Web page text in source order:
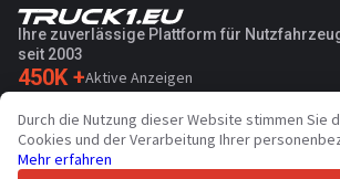
Ihre zuverlässige Plattform für
seit 2003
450K +Aktive Anzeigen
36Unterstützte Sprachen
4.7/5
Durch die Nutzung dieser Website stimmen Sie
Cookies und der Verarbeitung Ihrer
Mehr erfahren